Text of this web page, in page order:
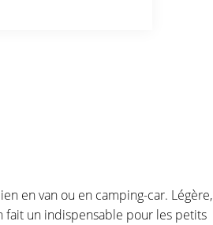
en van ou en camping-car. Légère,
fait un indispensable pour les petits